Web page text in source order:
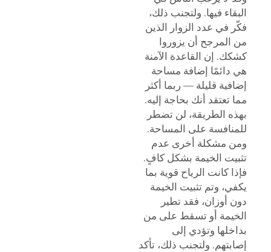
البقاء فيها. ولتجنب ذلك،
فكّر في عدد الزوار الذين
من المرجح أن يزوروا
كشكك. إن القاعدة الآمنة
هي دائمًا إضافة مساحة
إضافية قليلة — ربما أكثر
مما تعتقد أنك بحاجة إليه.
بهذه الطريقة، لن تضطر
للمنافسة على المساحة.
ومن مشكلة أخرى عدم
تثبيت الخيمة بشكل كافٍ.
فإذا كانت الرياح قوية بما
يكفي، وتم تثبيت الخيمة
دون أوزان، فقد تطير
الخيمة أو تسقط على من
بداخلها وتؤدي إلى
إصابتهم. ولتجنب ذلك، تأكد